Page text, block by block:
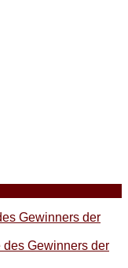
Gewinners der
des Gewinners der